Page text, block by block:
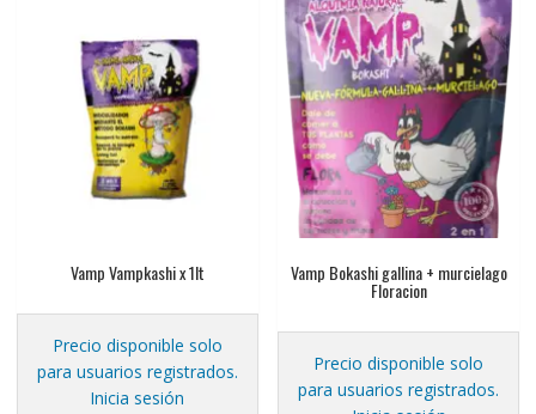
Vamp Vampkashi x 1lt
Precio disponible solo
para usuarios registrados.
Inicia sesión
Vamp Bokashi gallina + murcielago
Floracion
Precio disponible solo
para usuarios registrados.